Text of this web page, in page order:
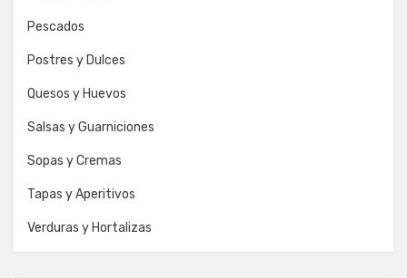
Pescados
Postres y Dulces
Quesos y Huevos
Salsas y Guarniciones
Sopas y Cremas
Tapas y Aperitivos
Verduras y Hortalizas